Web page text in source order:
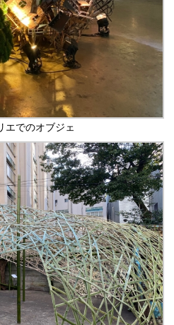
エでのオブジェ